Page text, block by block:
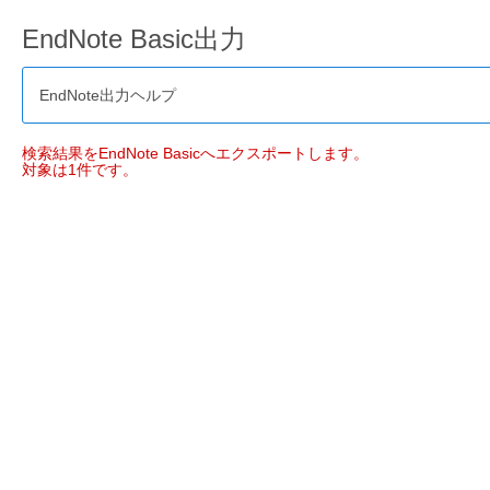
EndNote Basic出力
EndNote出力ヘルプ
検索結果をEndNote Basicへエクスポートします。
対象は1件です。